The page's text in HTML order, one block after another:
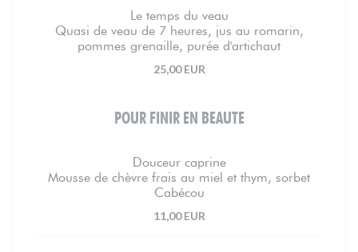
Le temps du veau
Quasi de veau de 7 heures, jus au romarin,
pommes grenaille, purée d'artichaut
25,00 EUR
POUR FINIR EN BEAUTE
Douceur caprine
Mousse de chèvre frais au miel et thym, sorbet
Cabécou
11,00 EUR